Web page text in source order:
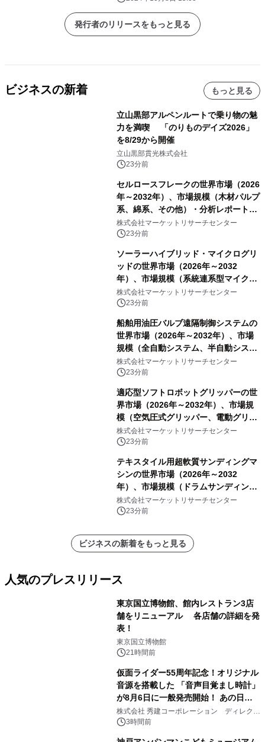
発行者のリリースをもっと見る
ビジネスの新着 もっと見る
立山黒部アルペンルートで乗り物の魅
力を満喫 「のりものデイズ2026」
を8/29から開催
立山黒部貫光株式会社
23分前
セルロースフレークの世界市場（2026
年～2032年）、市場規模（木材パルプ
系、綿系、その他）・分析レポートを
発表
株式会社マーケットリサーチセンター
23分前
ソーラーハイブリッド・マイクログリ
ッドの世界市場（2026年～2032
年）、市場規模（系統連系型マイクロ
グリッド、独立型マイクログリッ
ド）・分析レポートを発表
株式会社マーケットリサーチセンター
23分前
船舶用油圧バルブ遠隔制御システムの
世界市場（2026年～2032年）、市場
規模（全自動システム、半自動システ
ム）・分析レポートを発表
株式会社マーケットリサーチセンター
23分前
適応型ソフトロボットグリッパーの世
界市場（2026年～2032年）、市場規
模（空気圧式グリッパー、電動グリッ
パー）・分析レポートを発表
株式会社マーケットリサーチセンター
23分前
テキスタイル用超軟質サンディングマ
シンの世界市場（2026年～2032
年）、市場規模（ドラムサンディング
マシン、ジェットサンディングマシ
ン、ローラーサンディングマシン、そ
株式会社マーケットリサーチセンター
23分前
ビジネスの新着をもっと見る
人気のプレスリリース
東京国立博物館、館内レストラン3店
舗をリニューアル 各店舗の詳細を発
表！
東京国立博物館
21時間前
仮面ライダー55周年記念！オリジナル
音源を搭載した 「音声目覚まし時計」
が8月6日に一般発売開始！ あの日の
大興奮が今甦る
株式会社 秀建コーポレーション ディレクト
アートギャラリー
3時間前